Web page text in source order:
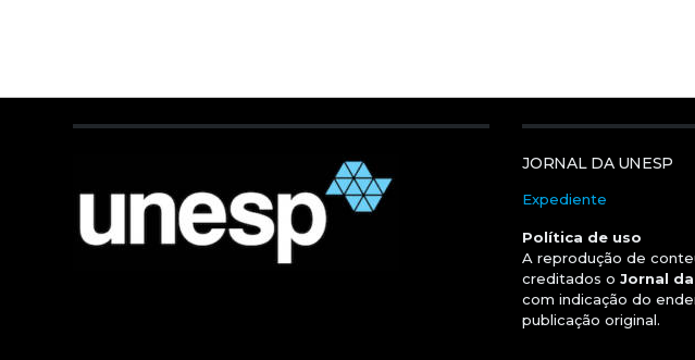
JORNAL DA UNESP
Expediente
Política de uso
A reprodução de
creditados oJornal
com indicação do
publicação original.